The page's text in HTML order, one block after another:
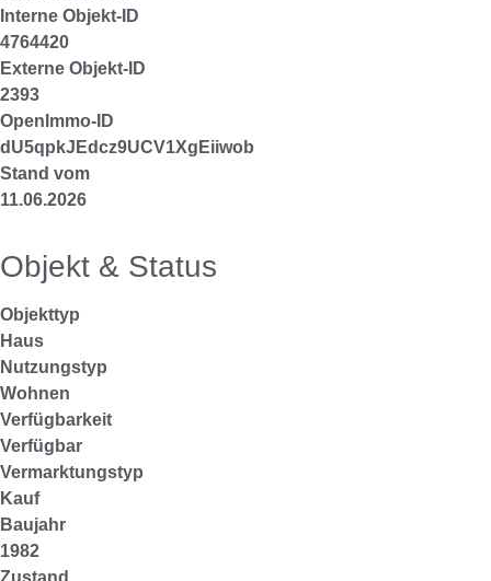
Interne Objekt-ID
4764420
Externe Objekt-ID
2393
OpenImmo-ID
dU5qpkJEdcz9UCV1XgEiiwob
Stand vom
11.06.2026
Objekt & Status
Objekttyp
Haus
Nutzungstyp
Wohnen
Verfügbarkeit
Verfügbar
Vermarktungstyp
Kauf
Baujahr
1982
Zustand